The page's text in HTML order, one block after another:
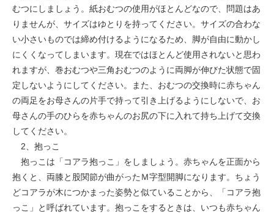
むつにしましょう。紙おむつの使用がほとんどなので、問題はあ
りませんが、サイズはゆとりを持ってください。サイズの合わな
い小さいものでは締め付けるようになるため、脚が自由に動かし
にくくなってしまいます。現在ではほとんど使用されないと思わ
れますが、巻おむつや三角おむつのように両脚が伸びた状態で固
定しないようにしてください。また、おむつの交換時に赤ちゃん
の両足をお母さんの片手で持って引き上げるようにしないで、お
母さんの手のひらを赤ちゃんのお尻の下に入れて持ち上げて交換
してください。
2、抱っこ
抱っこは「コアラ抱っこ」をしましょう。赤ちゃんを正面から
抱くと、両膝と股関節が曲がったＭ字型開脚になります。ちょう
どコアラが木につかまった姿勢と似ていることから、「コアラ抱
っこ」と呼ばれています。抱っこをするときは、いつも赤ちゃん